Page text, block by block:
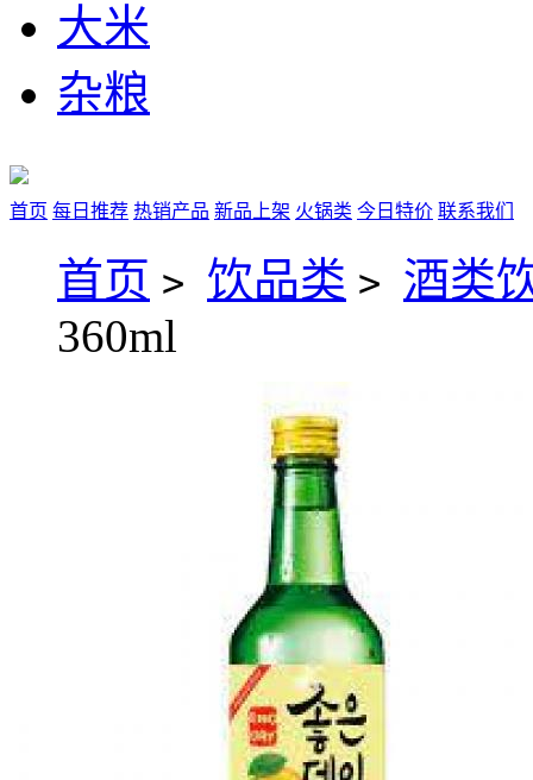
大米
杂粮
首页 每日推荐 热销产品 新品上架 火锅类 今日特价 联系我们
首页 > 饮品类 > 酒类
360ml